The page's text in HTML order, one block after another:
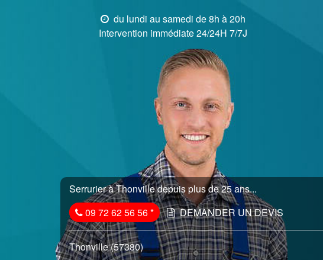
du lundi au samedi de 8h à 20h
Intervention immédiate 24/24H 7/7J
Serrurier à Thonville depuis plus de 25 ans...
09 72 62 56 56* DEMANDER UN DEVIS
Thonville (57380)